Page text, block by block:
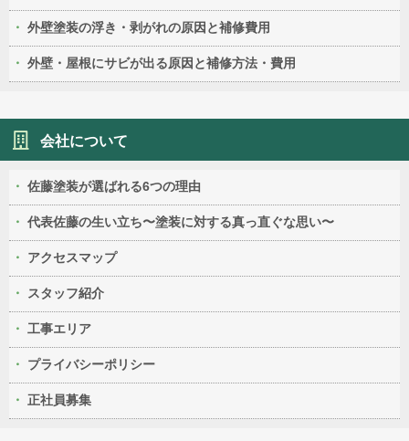
外壁塗装の浮き・剥がれの原因と補修費用
外壁・屋根にサビが出る原因と補修方法・費用
会社について
佐藤塗装が選ばれる6つの理由
代表佐藤の生い立ち〜塗装に対する真っ直ぐな思い〜
アクセスマップ
スタッフ紹介
工事エリア
プライバシーポリシー
正社員募集